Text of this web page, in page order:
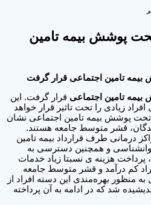
پوشش بیمه تامین
تامین اجتماعی قرار گرفت
تامین اجتماعی قرار گرفت. این
زیادی را تحت تاثیر قرار خواهد
تحت پوشش بیمه تامین اجتماعی نشان
قشر متوسط جامعه هستند.
درمانی طرف قرارداد بیمه تامین
و همچنین دسترسی به
پرداخت هزینه ی نسبتا زیاد خدمات
کم درآمد و قشر متوسط جامعه
منظور بهره‌مندی این دسته افراد از
شد که در ادامه به آن پرداخته